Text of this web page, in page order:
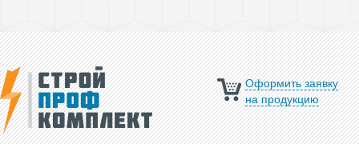
Оформить заявку
на продукцию